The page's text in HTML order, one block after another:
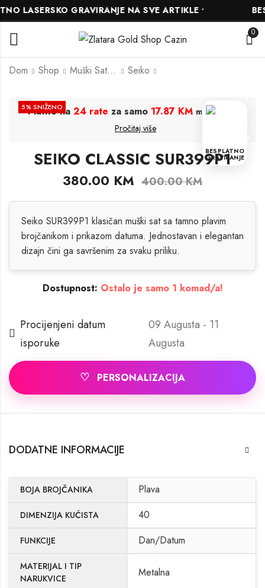
LASERSKO GRAVIRANJE NA SVE ARTIKLE •
0
Dom Shop Muški Satovi Seiko
SEIKO CLASSIC
SAPPHIRE
550.00KM
SEIKO AUTOMATIC
SRPH89K1
680.00 KM
5% SNIŽENO
BESPLATNO
GRAVIRANJE
Platite na 24 rate za samo 17.87 KM mjesečno
Pročitaj više
SEIKO CLASSIC SUR399P1
380.00 KM 400.00KM
Seiko SUR399P1 klasičan muški sat sa tamno plavim
brojčanikom i prikazom datuma. Jednostavan i elegantan
dizajn čini ga savršenim za svaku priliku.
Dostupnost: Ostalo je samo 1 komad/a!
Procijenjeni datum
isporuke
09 Augusta - 11
Augusta
♡ PERSONALIZACIJA
DODATNE INFORMACIJE
BOJA BROJČANIKA Plava
DIMENZIJA KUĆISTA 40
FUNKCIJE Dan/Datum
MATERIJAL I TIP
NARUKVICE
Metalna